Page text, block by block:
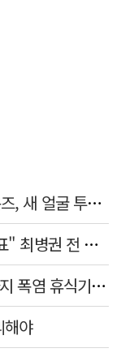
'새 아시아쿼터는 어떨까' 삼성 라이온즈, 새 얼굴 투수 미야모리 영입
"가진 재능 나누는 게 생애 마지막 목표" 최병권 전 대구체고 복싱 감독
'단비같은 휴식' 삼성 라이온즈, 9일까지 폭염 휴식기에 재정비
해야